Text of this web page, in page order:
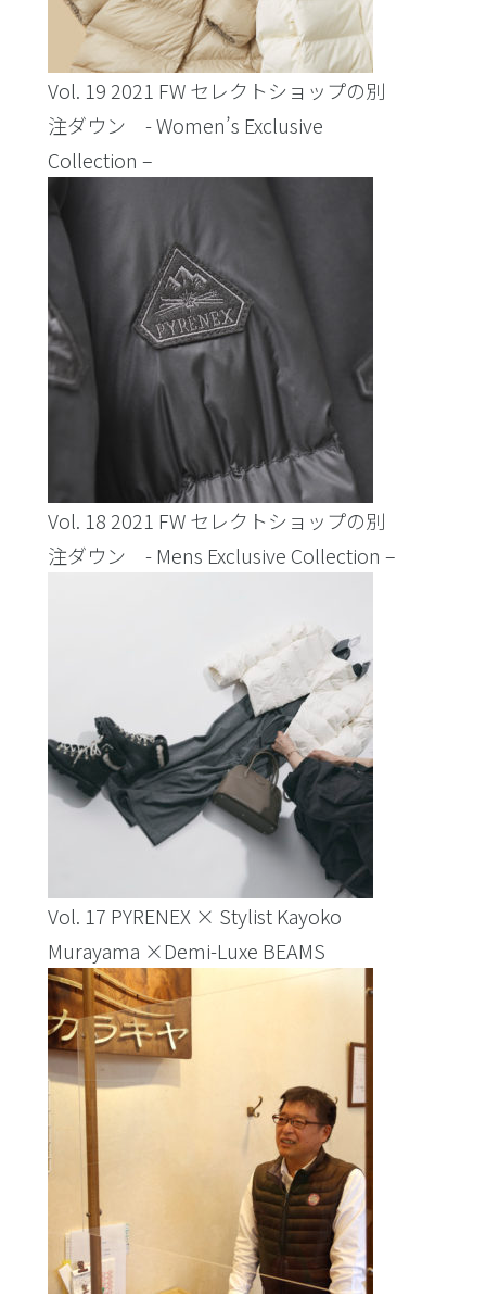
Vol. 19 2021 FW セレクトショップの別
注ダウン - Women’s Exclusive
Collection –
Vol. 18 2021 FW セレクトショップの別
注ダウン - Mens Exclusive Collection –
Vol. 17 PYRENEX × Stylist Kayoko
Murayama ×Demi-Luxe BEAMS